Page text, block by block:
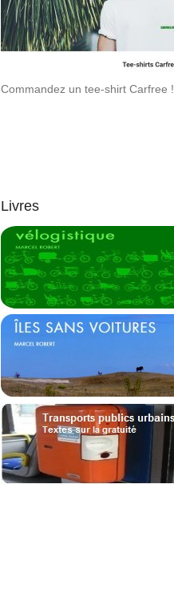
Commandez un tee-shirt Carfree !
Livres